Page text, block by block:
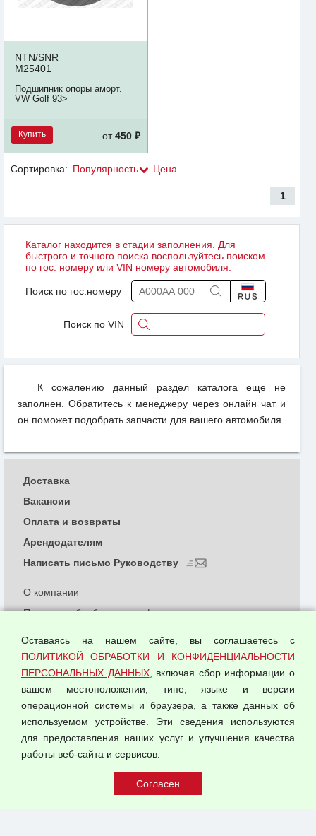
NTN/SNR
M25401
Подшипник опоры аморт.
VW Golf 93>
Купить от450 ₽
Сортировка: Популярность Цена
1
Каталог находится в стадии заполнения. Для
быстрого и точного поиска воспользуйтесь поиском
по гос. номеру или VIN номеру автомобиля.
Поиск по гос.номеру
Поиск по VIN
К сожалению данный раздел каталога еще не
заполнен. Обратитесь к менеджеру через онлайн чат и
он поможет подобрать запчасти для вашего автомобиля.
© 2026 ООО "Феникс"
О компании
Политика обработки и конфиденциальности
Согласием на обработку персональных данных
Оферта оптовой купли-продажи
Публичная оферта
Доставка
Вакансии
Оплата и возвраты
Арендодателям
Написать письмо Руководству
Оставаясь на нашем сайте, вы соглашаетесь с
ПОЛИТИКОЙ ОБРАБОТКИ И КОНФИДЕНЦИАЛЬНОСТИ
ПЕРСОНАЛЬНЫХ ДАННЫХ, включая сбор информации о
вашем местоположении, типе, языке и версии
операционной системы и браузера, а также данных об
используемом устройстве. Эти сведения используются
для предоставления наших услуг и улучшения качества
работы веб-сайта и сервисов.